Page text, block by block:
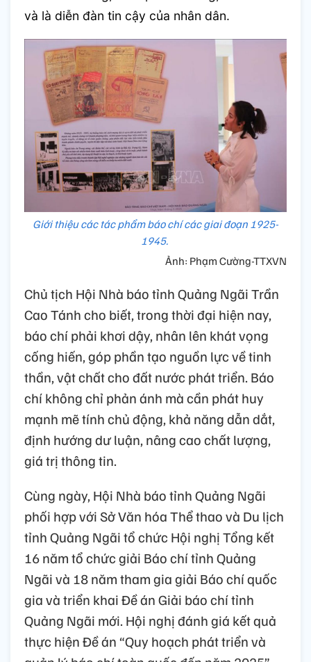
và là diễn đàn tin cậy của nhân dân.
Giới thiệu các tác phẩm báo chí các giai đoạn 1925-
1945.
Ảnh: Phạm Cường-TTXVN
Chủ tịch Hội Nhà báo tỉnh Quảng Ngãi Trần
Cao Tánh cho biết, trong thời đại hiện nay,
báo chí phải khơi dậy, nhân lên khát vọng
cống hiến, góp phần tạo nguồn lực về tinh
thần, vật chất cho đất nước phát triển. Báo
chí không chỉ phản ánh mà cần phát huy
mạnh mẽ tính chủ động, khả năng dẫn dắt,
định hướng dư luận, nâng cao chất lượng,
giá trị thông tin.
Cùng ngày, Hội Nhà báo tỉnh Quảng Ngãi
phối hợp với Sở Văn hóa Thể thao và Du lịch
tỉnh Quảng Ngãi tổ chức Hội nghị Tổng kết
16 năm tổ chức giải Báo chí tỉnh Quảng
Ngãi và 18 năm tham gia giải Báo chí quốc
gia và triển khai Đề án Giải báo chí tỉnh
Quảng Ngãi mới. Hội nghị đánh giá kết quả
thực hiện Đề án “Quy hoạch phát triển và